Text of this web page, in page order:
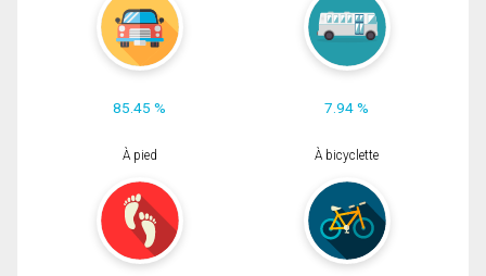
85.45 % 7.94 %
À pied À bicyclette